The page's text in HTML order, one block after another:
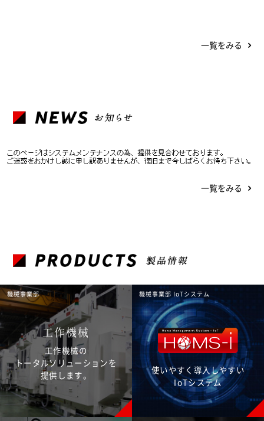
一覧をみる
一覧をみる
工作機械
工作機械の
トータルソリューションを
提供します。
機械事業部
使いやすく導入しやすい
IoTシステム
機械事業部 IoTシステム